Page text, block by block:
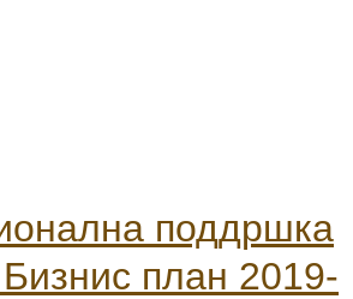
поддршка
план 2019-